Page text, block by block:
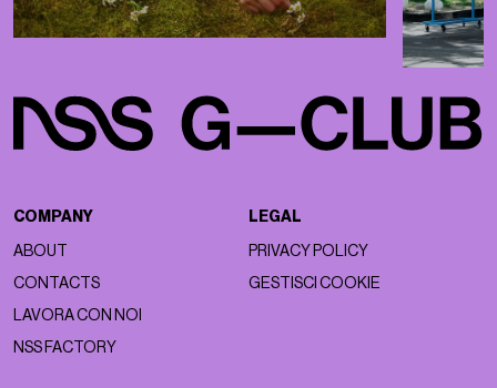
COMPANY
ABOUT
CONTACTS
LAVORA CON NOI
NSS FACTORY
LEGAL
PRIVACY POLICY
GESTISCI COOKIE